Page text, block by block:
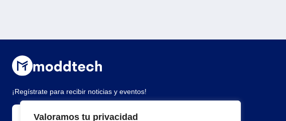
Valoramos tu privacidad
¡Regístrate para recibir noticias y eventos!